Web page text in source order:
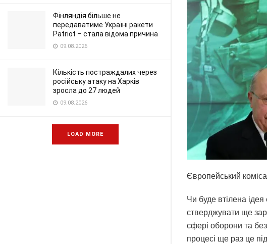
Фінляндія більше не
передаватиме Україні ракети
Patriot – стала відома причина
09.08.2026
Кількість постраждалих через
російську атаку на Харків
зросла до 27 людей
09.08.2026
LOAD MORE
Європейський
Чи буде втілена
стверджувати ще
сфері оборони та
процесі ще раз це